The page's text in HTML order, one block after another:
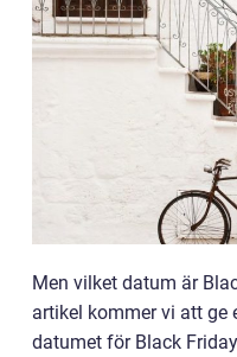
Men vilket datum är
artikel kommer vi att ge
datumet för Black